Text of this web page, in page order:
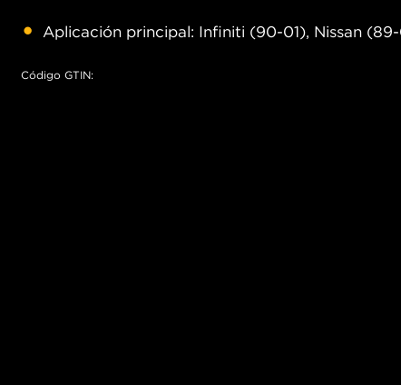
Aplicación principal: Infiniti (90-01), Nissan
Código GTIN: